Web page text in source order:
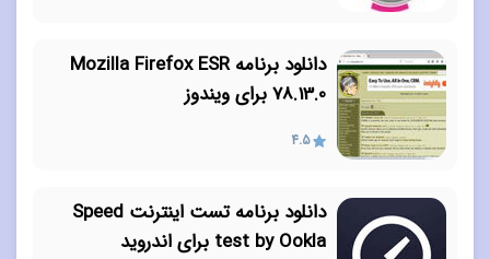
دانلود برنامه Mozilla Firefox ESR
78.13.0 برای ویندوز
4.5
دانلود برنامه تست اینترنت Speed
test by Ookla برای اندروید